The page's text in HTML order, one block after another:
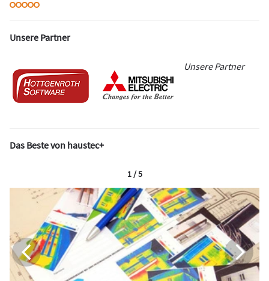
Unsere Partner
Unsere Partner
Das Beste von haustec+
1 / 5